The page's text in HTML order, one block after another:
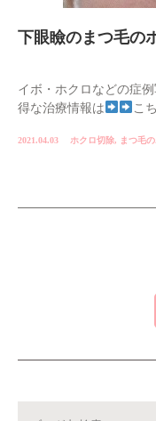
下眼瞼のまつ毛の
イボ・ホクロなどの症
得な治療情報は
こ
2021.04.03 ホクロ切除, まつ毛